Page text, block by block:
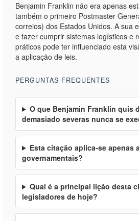
Benjamin Franklin não era apenas
também o primeiro Postmaster
correios) dos Estados Unidos. A sua
e fazer cumprir sistemas logísticos e
práticos pode ter influenciado esta
a aplicação de leis.
PERGUNTAS FREQUENTES
O que Benjamin Franklin quis
demasiado severas nunca se
Esta citação aplica-se apenas
governamentais?
Qual é a principal lição desta
legisladores de hoje?